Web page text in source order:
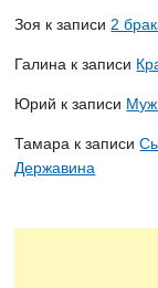
Зоя к записи 2
Галина к записи
Юрий к записи
Тамара к записи
Державина